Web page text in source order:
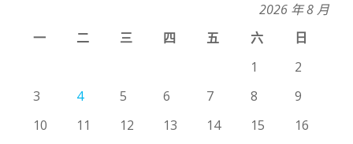
2026 年 8 月
一
二 三 四 五 六
日
1
2
3
4 5 6 7 8
9
10
11 12 13 14 15
16